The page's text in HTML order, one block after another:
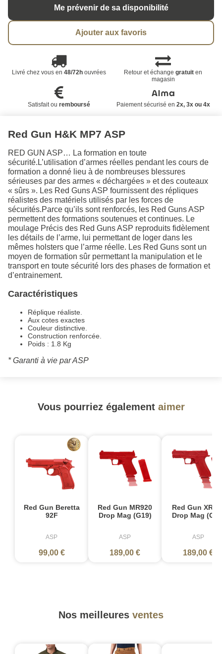
Me prévenir de sa disponibilité
Ajouter aux favoris
Livré chez vous en 48/72houvrées Retour et échangegratuit en
magasin
Satisfait ou remboursé Paiement sécurisé en 2x, 3x ou 4x
Red Gun H&K MP7 ASP
RED GUN ASP… La formation en toute
sécurité.L’utilisation d’armes réelles pendant les cours de
formation a donné lieu à de nombreuses blessures
sérieuses par des armes « déchargées » et des couteaux
« sûrs ». Les Red Guns ASP fournissent des répliques
réalistes des matériels utilisés par les forces de
sécurités.Parce qu’ils sont renforcés, les Red Guns ASP
permettent des formations soutenues et continues. Le
moulage Précis des Red Guns ASP reproduits fidèlement
les détails de l’arme, lui permettant de loger dans les
mêmes holsters que l’arme réelle. Les Red Guns sont un
moyen de formation sûr permettant la manipulation et le
transport en toute sécurité lors des phases de formation et
d’entrainement.
Caractéristiques
Réplique réaliste.
Aux cotes exactes
Couleur distinctive.
Construction renforcée.
Poids : 1.8 Kg
* Garanti à vie par ASP
Vous pourriez également aimer
Red Gun Beretta
92F
ASP
99,00 €
Red Gun MR920
Drop Mag (G19)
ASP
189,00 €
Red Gun
Drop Mag
ASP
189,00 €
Nos meilleures ventes